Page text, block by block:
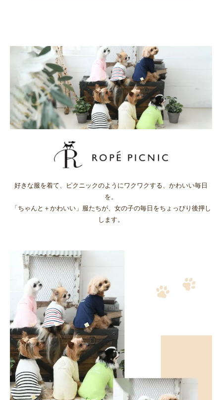
好きな服を着て、ピクニックのようにワクワクする、かわいい毎日
を。
「ちゃんと＋かわいい」服たちが、女の子の毎日をちょっぴり後押し
します。